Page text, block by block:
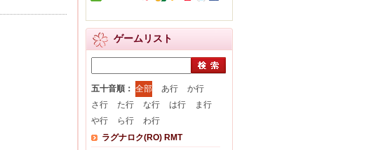
ゲームリスト
五十音順： 全部 あ行
か行
さ行
た行 な行 は行
ま行
や行
ら行
わ行
ラグナロク(RO) RMT